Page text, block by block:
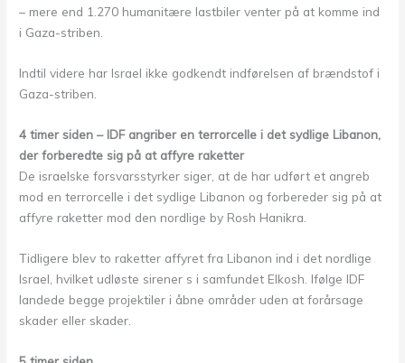
– mere end 1.270 humanitære lastbiler venter på at komme ind
i Gaza-striben.
Indtil videre har Israel ikke godkendt indførelsen af brændstof i
Gaza-striben.
4 timer siden – IDF angriber en terrorcelle i det sydlige Libanon,
der forberedte sig på at affyre raketter
De israelske forsvarsstyrker siger, at de har udført et angreb
mod en terrorcelle i det sydlige Libanon og forbereder sig på at
affyre raketter mod den nordlige by Rosh Hanikra.
Tidligere blev to raketter affyret fra Libanon ind i det nordlige
Israel, hvilket udløste sirener s i samfundet Elkosh. Ifølge IDF
landede begge projektiler i åbne områder uden at forårsage
skader eller skader.